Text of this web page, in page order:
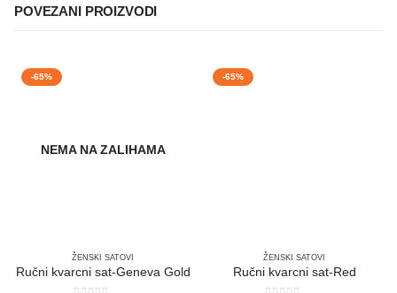
POVEZANI PROIZVODI
-65%
NEMA NA ZALIHAMA
ŽENSKI SATOVI
Ručni kvarcni sat-Geneva Gold
-65%
ŽENSKI SATOVI
Ručni kvarcni sat-Red